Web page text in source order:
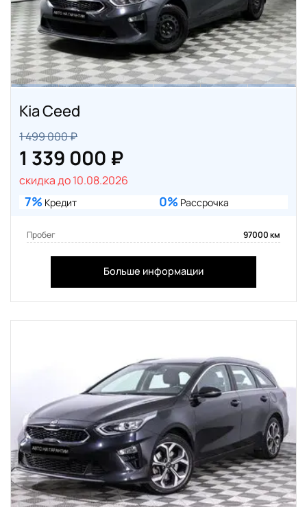
Kia Ceed
1 499 000 ₽
1 339 000 ₽
скидка до 10.08.2026
7% Кредит 0% Рассрочка
Пробег 97000 км
Больше информации